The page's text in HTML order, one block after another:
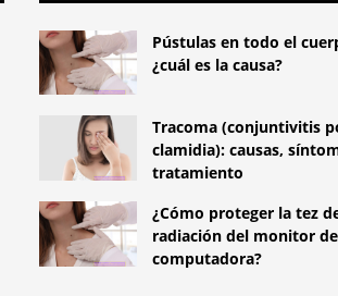
Pústulas en todo el
¿cuál es la causa?
Tracoma (conjuntivitis
clamidia): causas,
tratamiento
¿Cómo proteger la tez
radiación del monitor
computadora?